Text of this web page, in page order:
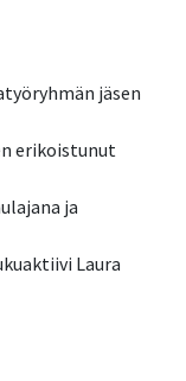
jäsen
erikoistunut
ja
Laura